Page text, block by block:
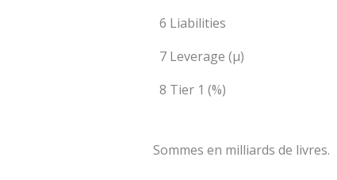
6 Liabilities
7 Leverage (µ)
8 Tier 1 (%)
Sommes en milliards de livres.